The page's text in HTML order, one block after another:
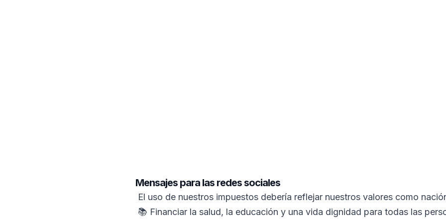
Mensajes para las redes sociales
El uso de nuestros impuestos debería reflejar nuestros valores como
📚 Financiar la salud, la educación y una vida dignidad para todas las